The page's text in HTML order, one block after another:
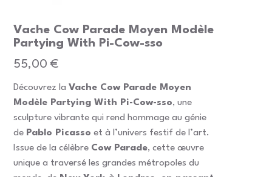
Vache Cow Parade Moyen Modèle
Partying With Pi-Cow-sso
Prix
55,00 €
Découvrez laVache Cow Parade Moyen
Modèle Partying With Pi-Cow-sso, une
sculpture vibrante qui rend hommage au génie
de Pablo Picasso et à l’univers festif de l’art.
Issue de la célèbre Cow Parade, cette œuvre
unique a traversé les grandes métropoles du